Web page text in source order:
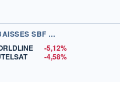
+ FORTES HAUSSES ET BAISSES SBF 120
-5,12%
-4,58%